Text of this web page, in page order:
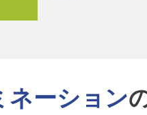
ネーション